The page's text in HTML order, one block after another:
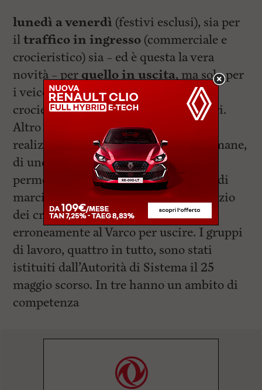
lunedì a venerdì (festivi esclusi), sia per
iltraffico in ingresso (commerciale e
crocieristico) sia – ed è questa la vera
novità – perquello in uscita, ma solo per
i veicoli a servizio dei passeggeri
crocieristici e dei loro accompagnatori.
Altro miglioramento previsto, la
realizzazione, entro le prossime settimane,
di uno spazio dietro allo Zara che
permetterà la manovra in inversione di
marcia ai mezzi non destinati al servizio
dei crocieristi e che si presentano
erroneamente al Varco per uscire. I gruppi
di lavoro, quattro in tutto, sono stati
istituiti dall’Autorità di Sistema il 25
maggio scorso. In tre hanno un ambito di
competenza